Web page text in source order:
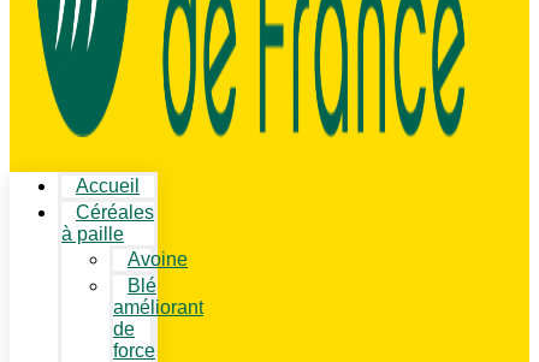
Accueil
Céréales
à paille
Avoine
Blé
améliorant
de
force